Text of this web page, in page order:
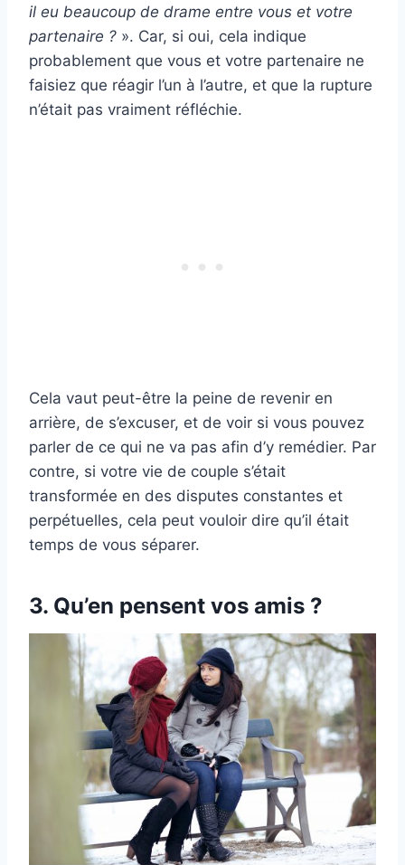
il eu beaucoup de drame entre vous et votre
partenaire ? ». Car, si oui, cela indique
probablement que vous et votre partenaire ne
faisiez que réagir l’un à l’autre, et que la rupture
n’était pas vraiment réfléchie.
Cela vaut peut-être la peine de revenir en
arrière, de s’excuser, et de voir si vous pouvez
parler de ce qui ne va pas afin d’y remédier. Par
contre, si votre vie de couple s’était
transformée en des disputes constantes et
perpétuelles, cela peut vouloir dire qu’il était
temps de vous séparer.
3. Qu’en pensent vos amis ?